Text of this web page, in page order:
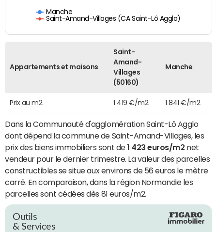
Manche
Saint-Amand-Villages (CA Saint-Lô Agglo)
Appartements et maisons
Saint-
Amand-
Villages
(50160)
Manche
Prix au m2 1 419 €/m2 1 841 €/m2
Dans la Communauté d'agglomération Saint-Lô Agglo
dont dépend la commune de Saint-Amand-Villages, les
prix des biens immobiliers sont de1 423 euros/m2 net
vendeur pour le dernier trimestre. La valeur des parcelles
constructibles se situe aux environs de 56 euros le mètre
carré. En comparaison, dans la région Normandie les
parcelles sont cédées dès 81 euros/m2.
Outils
& Services